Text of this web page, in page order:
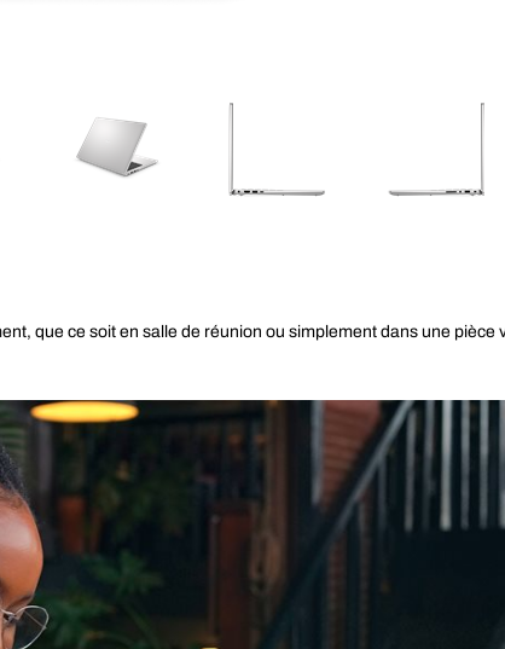
que ce soit en salle de réunion ou simplement dans une pièce